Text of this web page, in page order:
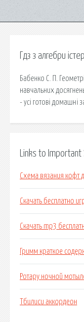
Гдз з алгебри
Бабенко С. П.
навчальних
- усі готові домашні
Links to
Схема вязания кофт
Скачать бесплатно
Скачать mp3
Гримм краткое
Ротару ночной
Тбилиси аккордеон